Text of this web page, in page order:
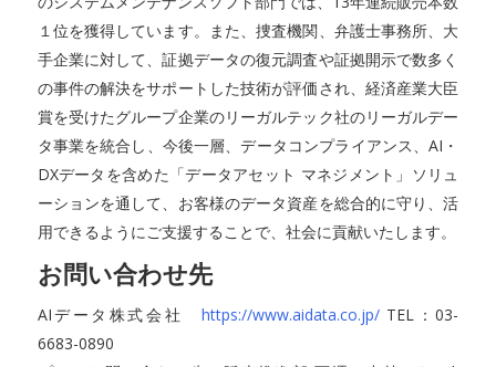
１位を獲得しています。また、捜査機関、弁護士事務所、大
手企業に対して、証拠データの復元調査や証拠開示で数多く
の事件の解決をサポートした技術が評価され、経済産業大臣
賞を受けたグループ企業のリーガルテック社のリーガルデー
タ事業を統合し、今後一層、データコンプライアンス、AI・
DXデータを含めた「データアセット マネジメント」ソリュ
ーションを通して、お客様のデータ資産を総合的に守り、活
用できるようにご支援することで、社会に貢献いたします。
お問い合わせ先
AIデータ株式会社 https://www.aidata.co.jp/TEL：03-
6683-0890